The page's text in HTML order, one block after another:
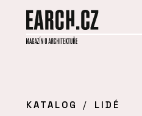
KATALOG LIDÉ